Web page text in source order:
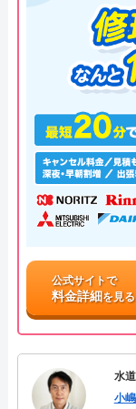
公式サイトで
料金詳細を見る
水
小